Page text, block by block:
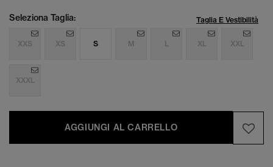
Seleziona Taglia: Taglia E Vestibilità
XXS XS S M L XL XXL
XXXL
AGGIUNGI AL CARRELLO